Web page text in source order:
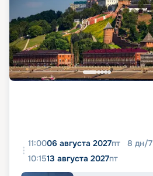
11:0006 августа 2027пт 8 дн/7
10:1513 августа 2027пт